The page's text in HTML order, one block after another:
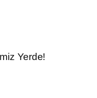
Yerde!